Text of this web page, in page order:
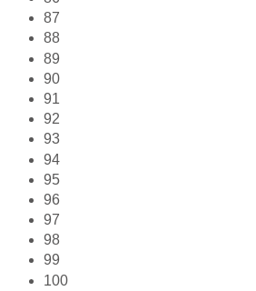
87
88
89
90
91
92
93
94
95
96
97
98
99
100